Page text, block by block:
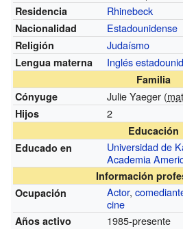
Residencia Rhinebeck
Nacionalidad Estadounidense
Religión Judaísmo
Lengua materna Inglés
Familia
Cónyuge
Julie Yaeger (
Hijos 2
Educación
Educado en
Universidad de
Academia
Información
Ocupación
Actor,
cine
Años activo 1985-presente